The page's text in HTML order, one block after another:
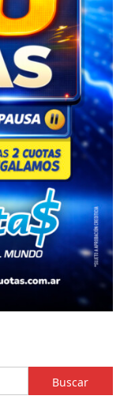
Buscar: